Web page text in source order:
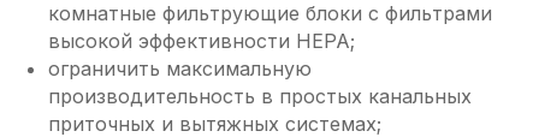
комнатные фильтрующие блоки с фильтрами
высокой эффективности HEPA;
ограничить максимальную
производительность в простых канальных
приточных и вытяжных системах;